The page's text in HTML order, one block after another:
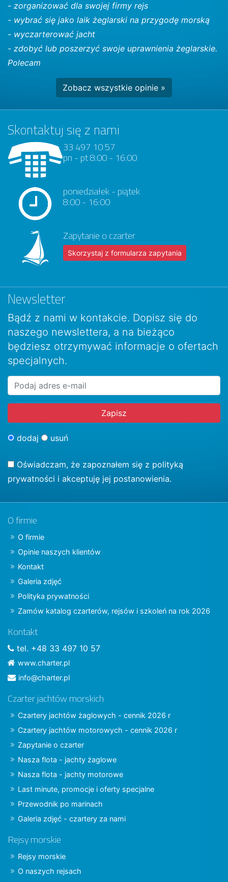
- zorganizować dla swojej firmy rejs
- wybrać się jako laik żeglarski na przygodę morską
- wyczarterować jacht
- zdobyć lub poszerzyć swoje uprawnienia żeglarskie.
Polecam
Zobacz wszystkie opinie »
Skontaktuj się z nami
33 497 10 57
pn - pt 8:00 - 16:00
poniedziałek - piątek
8:00 - 16:00
Zapytanie o czarter
Skorzystaj z formularza zapytania
Newsletter
Bądź z nami w kontakcie. Dopisz się do
naszego newslettera, a na bieżąco
będziesz otrzymywać informacje o ofertach
specjalnych.
dodaj usuń
Oświadczam, że zapoznałem się z polityką
prywatności i akceptuję jej postanowienia.
O firmie
O firmie
Opinie naszych klientów
Kontakt
Galeria zdjęć
Polityka prywatności
Zamów katalog czarterów, rejsów i szkoleń na rok 2026
Kontakt
tel. +48 33 497 10 57
www.charter.pl
info@charter.pl
Czarter jachtów morskich
Czartery jachtów żaglowych - cennik 2026 r
Czartery jachtów motorowych - cennik 2026 r
Zapytanie o czarter
Nasza flota - jachty żaglowe
Nasza flota - jachty motorowe
Last minute, promocje i oferty specjalne
Przewodnik po marinach
Galeria zdjęć - czartery za nami
Rejsy morskie
Rejsy morskie
O naszych rejsach